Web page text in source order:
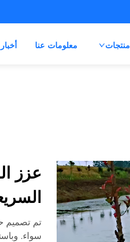
منتجات معلومات عنا أخبار
عزز
تم تصميم
سواء.